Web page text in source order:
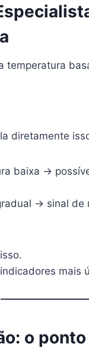
temperatura
diretamente
baixa →
→ sinal de
mais
o